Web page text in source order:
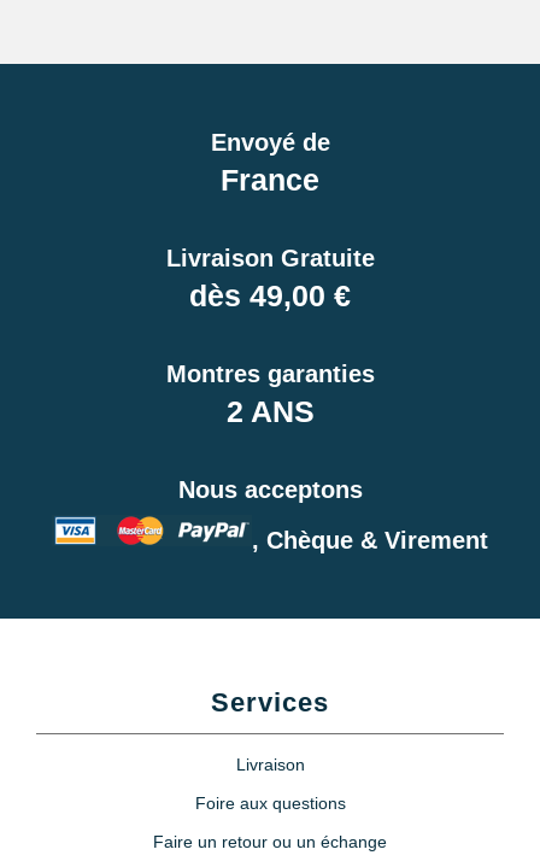
Envoyé de
France
Livraison Gratuite
dès 49,00 €
Montres garanties
2 ANS
Nous acceptons
, Chèque & Virement
Services
Livraison
Foire aux questions
Faire un retour ou un échange